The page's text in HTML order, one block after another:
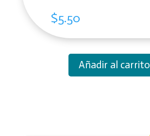
$5.50
Añadir al carrito